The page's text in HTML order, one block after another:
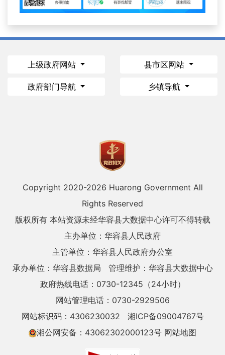
上级政府网站 县市区网站
政府部门导航 乡镇导航
Copyright 2020-2026 Huarong Government All
Rights Reserved
版权所有 本站资源未经华容县大数据中心许可不得转载
主办单位：华容县人民政府
主管单位：华容县人民政府办公室
承办单位：华容县数据局
管理维护：华容县大数据中心
政府热线电话：0730-12345（24小时）
网站管理电话：0730-2929506
网站标识码：4306230032
湘ICP备09004767号
湘公网安备：43062302000123号 网站地图